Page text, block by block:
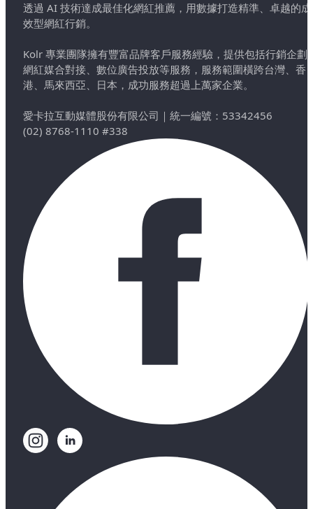
透過 AI 技術達成最佳化網紅推薦，用數據打造精準、卓越的成
效型網紅行銷。
Kolr 專業團隊擁有豐富品牌客戶服務經驗，提供包括行銷企劃
網紅媒合對接、數位廣告投放等服務，服務範圍橫跨台灣、香
港、馬來西亞、日本，成功服務超過上萬家企業。
愛卡拉互動媒體股份有限公司 ｜ 統一編號：53342456
(02) 8768-1110 #338